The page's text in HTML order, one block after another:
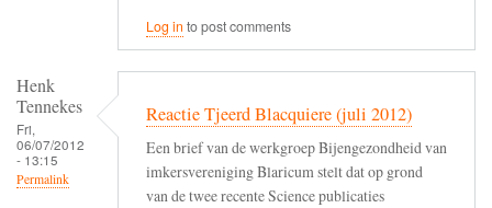
Log in to post comments
Henk
Tennekes
Fri,
06/07/2012
- 13:15
Permalink
Reactie Tjeerd Blacquiere (juli 2012)
Een brief van de werkgroep Bijengezondheid van
imkersvereniging Blaricum stelt dat op grond
van de twee recente Science publicaties